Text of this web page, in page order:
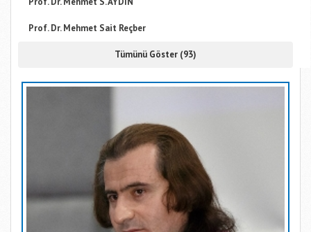
Prof. Dr. Mehmet Sait Reçber
Tümünü Göster (93)